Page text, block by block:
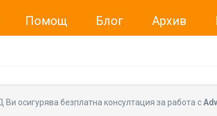
Помощ Блог Архив
съобщение бихме искали да Ви
За повече
осигурява безплатна консултация за работа с